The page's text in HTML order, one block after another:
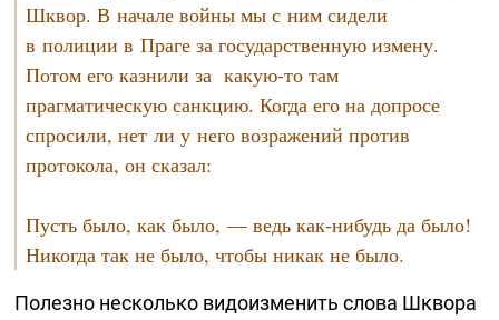
Шквор. В начале войны мы с ним сидели
в полиции в Праге за государственную измену.
Потом его казнили закакую-то там
прагматическую санкцию. Когда его на допросе
спросили, нет ли у него возражений против
протокола, он сказал:
Пусть было, как было, — ведькак-нибудь да было!
Никогда так не было, чтобы никак не было.
Полезно несколько видоизменить слова Шквора